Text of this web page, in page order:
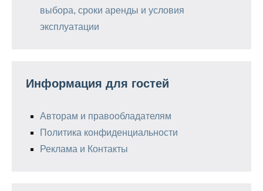
выбора, сроки аренды и условия
эксплуатации
Информация для гостей
Авторам и правообладателям
Политика конфиденциальности
Реклама и Контакты